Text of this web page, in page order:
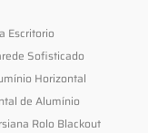
Escritorio
Sofisticado
Horizontal
de Alumínio
Rolo Blackout